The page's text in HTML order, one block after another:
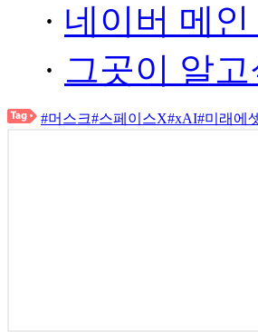
· 네이버 메
· 그곳이 알
#머스크#스페이스X#xAI#미래에